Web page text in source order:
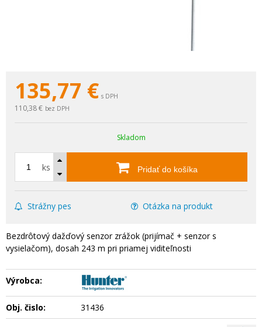
135,77 € s DPH
110,38 € bez DPH
Skladom
ks Pridať do košíka
Strážny pes Otázka na produkt
Bezdrôtový dažďový senzor zrážok (prijímač + senzor s
vysielačom), dosah 243 m pri priamej viditeľnosti
Výrobca:
Obj. čislo: 31436